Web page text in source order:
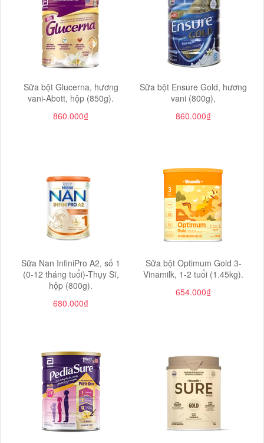
Sữa bột Glucerna, hương
vani-Abott, hộp (850g).
860.000₫
Sữa bột Ensure Gold, hương
vani (800g),
860.000₫
Sữa Nan InfiniPro A2, số 1
(0-12 tháng tuổi)-Thụy Sĩ,
hộp (800g).
680.000₫
Sữa bột Optimum Gold 3-
Vinamilk, 1-2 tuổi (1.45kg).
654.000₫